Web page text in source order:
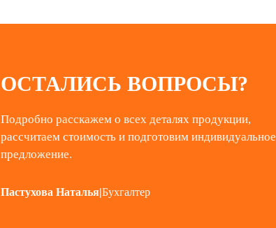
ОСТАЛИСЬ ВОПРОСЫ?
Подробно расскажем о всех деталях продукции,
рассчитаем стоимость и подготовим индивидуальное
предложение.
Пастухова Наталья|Бухгалтер